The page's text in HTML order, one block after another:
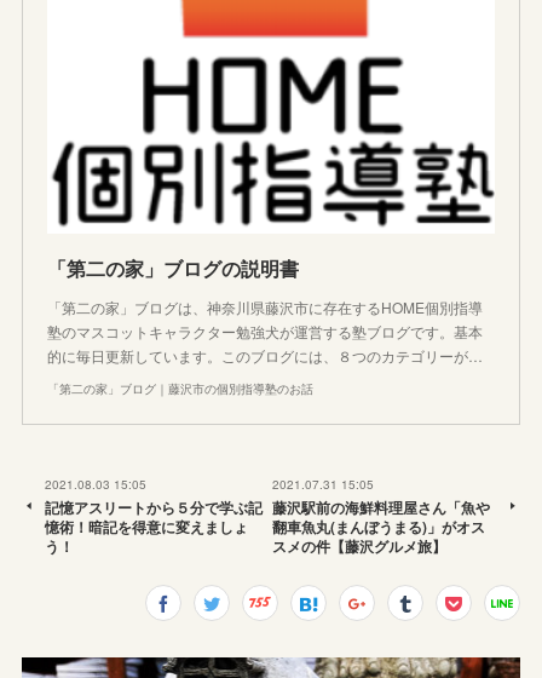
「第二の家」ブログの説明書
「第二の家」ブログは、神奈川県藤沢市に存在するHOME個別指導
塾のマスコットキャラクター勉強犬が運営する塾ブログです。基本
的に毎日更新しています。このブログには、８つのカテゴリーが…
「第二の家」ブログ｜藤沢市の個別指導塾のお話
2021.08.03 15:05
記憶アスリートから５分で学ぶ記
憶術！暗記を得意に変えましょ
う！
2021.07.31 15:05
藤沢駅前の海鮮料理屋さん「魚や
翻車魚丸(まんぼうまる)」がオス
スメの件【藤沢グルメ旅】